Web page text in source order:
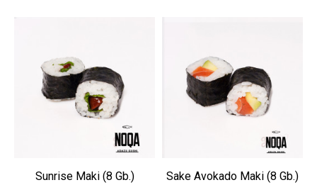
Sunrise Maki (8 Gb.) Sake Avokado Maki (8 Gb.)